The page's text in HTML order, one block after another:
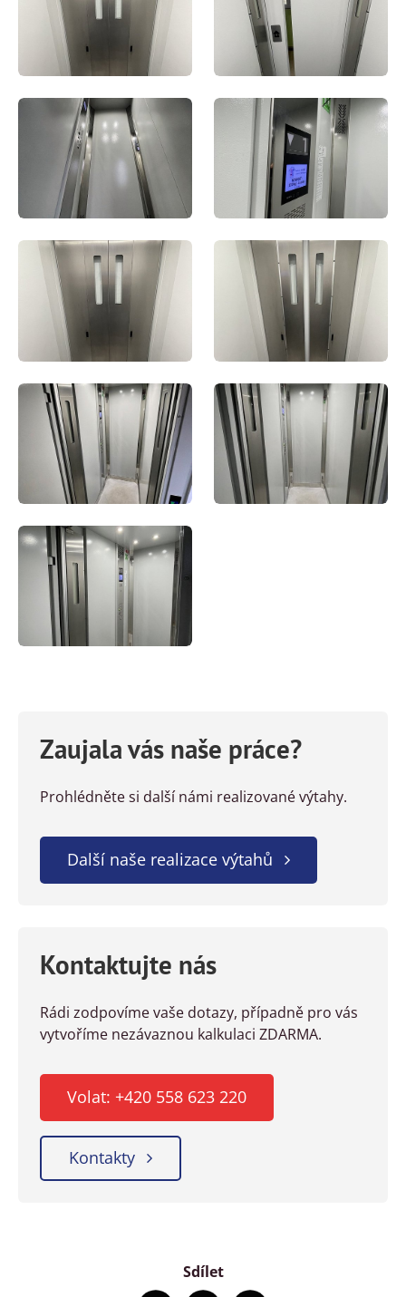
Zaujala vás naše práce?
Prohlédněte si další námi realizované výtahy.
Další naše realizace výtahů
Kontaktujte nás
Rádi zodpovíme vaše dotazy, případně pro vás
vytvoříme nezávaznou kalkulaci ZDARMA.
Volat: +420 558 623 220
Kontakty
Sdílet